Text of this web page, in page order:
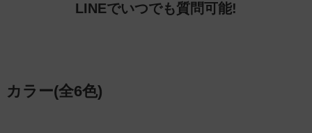
LINEでいつでも質問可能!
カラー(全6色)